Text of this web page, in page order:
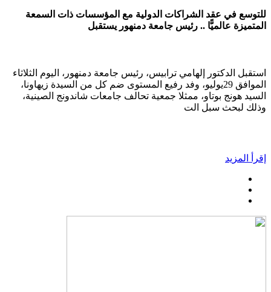
للتوسع في عقد الشراكات الدولية مع المؤسسات ذات السمعة
المتميزة عالميًّا .. رئيس جامعة دمنهور يستقبل
استقبل الدكتور إلهامي ترابيس، رئيس جامعة دمنهور، اليوم الثلاثاء
الموافق 29يوليو، وفد رفيع المستوى ضم كل من السيدة زيهاونا،
السيد هونج بوتاو، ممثلا جمعية تحالف جامعات شاندونج الصينية،
وذلك لبحث سبل الت
إقرأ المزيد